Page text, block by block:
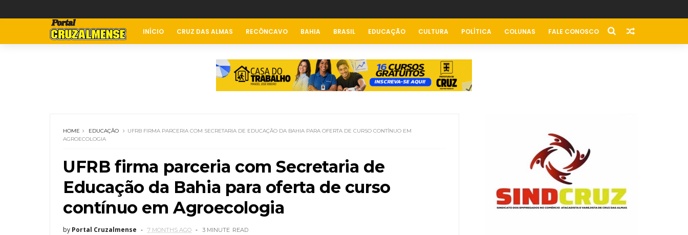
INÍCIO CRUZ DAS ALMAS RECÔNCAVO BAHIA BRASIL EDUCAÇÃO CULTURA POLÍTICA COLUNAS FALE CONOSCO
HOME EDUCAÇÃO
UFRB FIRMA PARCERIA COM SECRETARIA DE EDUCAÇÃO DA BAHIA PARA OFERTA DE CURSO CONTÍNUO EM
AGROECOLOGIA
UFRB firma parceria com Secretaria de
Educação da Bahia para oferta de curso
contínuo em Agroecologia
by Portal Cruzalmense 7 MONTHS AGO 3 MINUTE READ